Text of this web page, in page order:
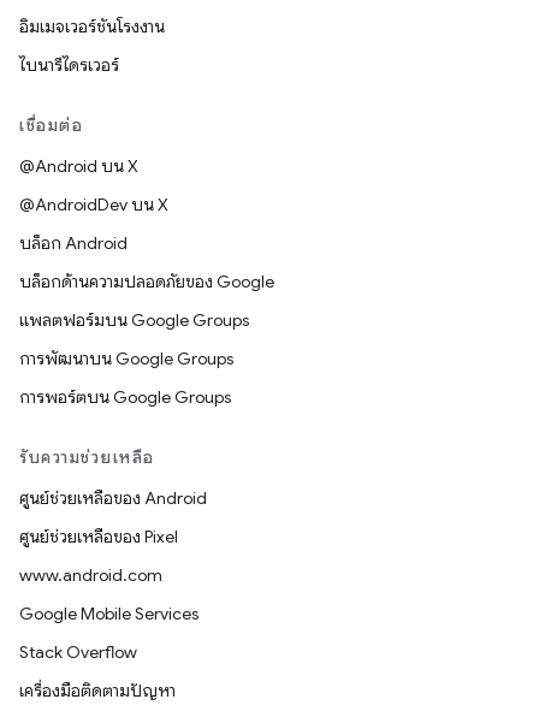
อิมเมจเวอร์ชันโรงงาน
ไบนารีไดรเวอร์
เชื่อมต่อ
@Android บน X
@AndroidDev บน X
บล็อก Android
บล็อกด้านความปลอดภัยของ Google
แพลตฟอร์มบน Google Groups
การพัฒนาบน Google Groups
การพอร์ตบน Google Groups
รับความช่วยเหลือ
ศูนย์ช่วยเหลือของ Android
ศูนย์ช่วยเหลือของ Pixel
www.android.com
Google Mobile Services
Stack Overflow
เครื่องมือติดตามปัญหา